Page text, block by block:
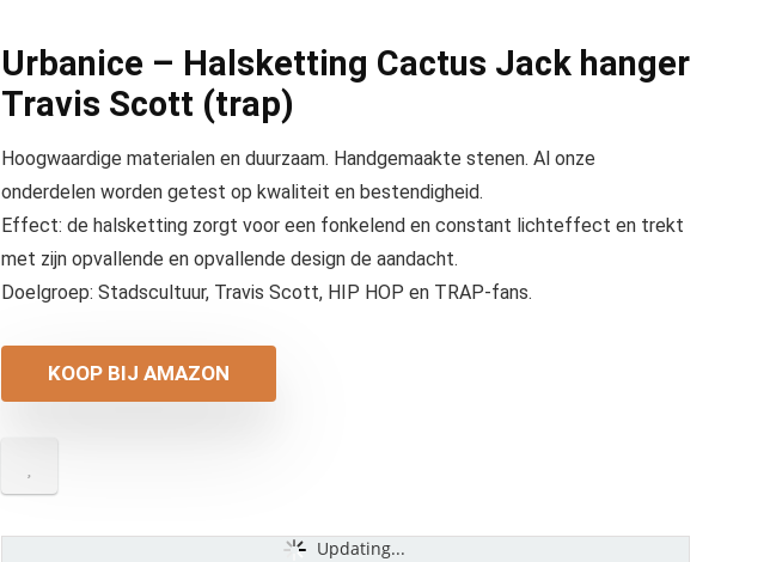
Urbanice – Halsketting Cactus Jack hanger
Travis Scott (trap)
Hoogwaardige materialen en duurzaam. Handgemaakte stenen. Al onze
onderdelen worden getest op kwaliteit en bestendigheid.
Effect: de halsketting zorgt voor een fonkelend en constant lichteffect en trekt
met zijn opvallende en opvallende design de aandacht.
Doelgroep: Stadscultuur, Travis Scott, HIP HOP en TRAP-fans.
KOOP BIJ AMAZON
Updating...